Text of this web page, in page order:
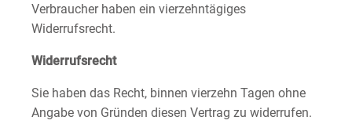
Verbraucher haben ein vierzehntägiges
Widerrufsrecht.
Widerrufsrecht
Sie haben das Recht, binnen vierzehn Tagen ohne
Angabe von Gründen diesen Vertrag zu widerrufen.